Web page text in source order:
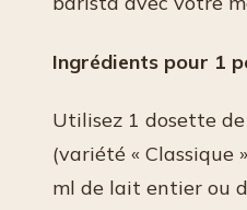
Ingrédients pour 1
Utilisez 1 dosette de
(variété « Classique
ml de lait entier ou